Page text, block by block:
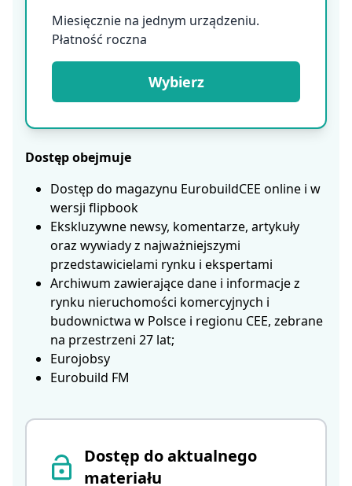
Dostęp do aktualnego
materiału
Miesięcznie na jednym urządzeniu.
Płatność roczna
Wybierz
Dostęp obejmuje
Dostęp do magazynu EurobuildCEE online i w
wersji flipbook
Ekskluzywne newsy, komentarze, artykuły
oraz wywiady z najważniejszymi
przedstawicielami rynku i ekspertami
Archiwum zawierające dane i informacje z
rynku nieruchomości komercyjnych i
budownictwa w Polsce i regionu CEE, zebrane
na przestrzeni 27 lat;
Eurojobsy
Eurobuild FM